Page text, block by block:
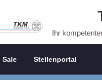
Ihr
Sale Stellenportal